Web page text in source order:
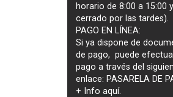
horario de 8:00 a 15:00 y
cerrado por las tardes).
PAGO EN LÍNEA:
Si ya dispone de
de pago, puede
pago a través del
enlace: PASARELA DE
+ Infoaquí.